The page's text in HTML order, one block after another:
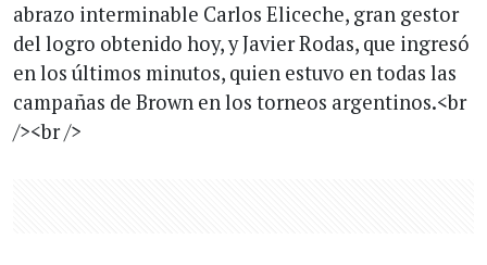
abrazo interminable Carlos Eliceche, gran gestor
del logro obtenido hoy, y Javier Rodas, que ingresó
en los últimos minutos, quien estuvo en todas las
campañas de Brown en los torneos argentinos.<br
/><br />